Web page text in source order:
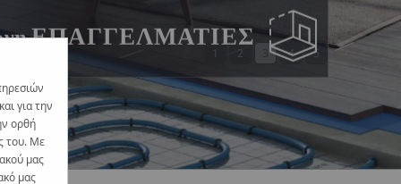
ΕΠΑΓΓΕΛΜΑΤΙΕΣ
1 2 3 4 5
για την
ορθή
του. Με
μας
μας